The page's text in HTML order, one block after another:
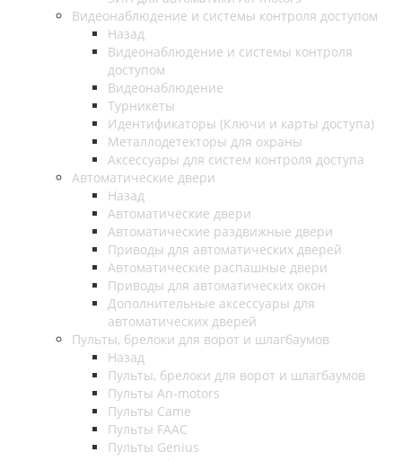
Видеонаблюдение и системы контроля доступом
Назад
Видеонаблюдение и системы контроля
доступом
Видеонаблюдение
Турникеты
Идентификаторы (Ключи и карты доступа)
Металлодетекторы для охраны
Аксессуары для систем контроля доступа
Автоматические двери
Назад
Автоматические двери
Автоматические раздвижные двери
Приводы для автоматических дверей
Автоматические распашные двери
Приводы для автоматических окон
Дополнительные аксессуары для
автоматических дверей
Пульты, брелоки для ворот и шлагбаумов
Назад
Пульты, брелоки для ворот и шлагбаумов
Пульты An-motors
Пульты Came
Пульты FAAC
Пульты Genius